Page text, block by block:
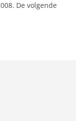
De volgende